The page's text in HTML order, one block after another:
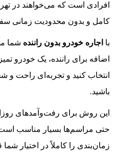
افرادی است که می‌خواهند در
کامل و بدون محدودیت زمانی
با اجاره خودرو بدون راننده شما
اضافه برای راننده، یک خودرو
انتخاب کنید و تجربه‌ای راحت
باشید.
این روش برای رفت‌وآمدهای
حتی مراسم‌ها بسیار مناسب
زمان‌بندی را کاملاً در اختیار